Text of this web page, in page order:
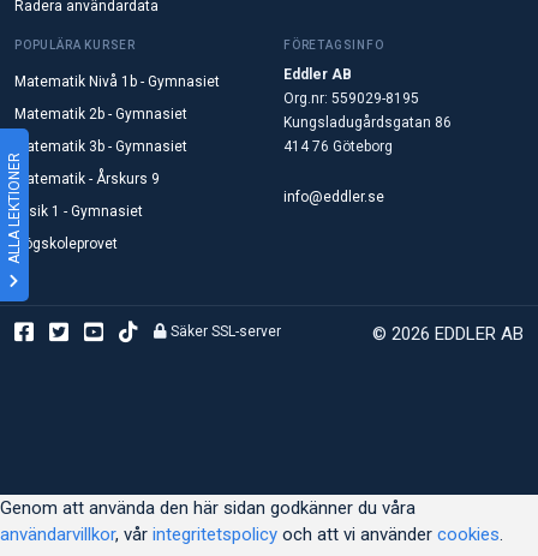
ALLA LEKTIONER
Radera användardata
POPULÄRA KURSER
Matematik Nivå 1b - Gymnasiet
Matematik 2b - Gymnasiet
Matematik 3b - Gymnasiet
Matematik - Årskurs 9
Fysik 1 - Gymnasiet
Högskoleprovet
FÖRETAGSINFO
Eddler AB
Org.nr: 559029-8195
Kungsladugårdsgatan 86
414 76 Göteborg
info@eddler.se
© 2026 EDDLER AB
Säker SSL-server
Genom att använda den här sidan godkänner du våra
användarvillkor, vår integritetspolicy och att vi använder cookies.